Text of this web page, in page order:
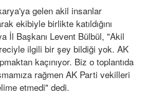
gelen akil insanlar
ekibiyle birlikte katıldığını
İl Başkanı Levent Bülbül, "Akil
ilgili bir şey bildiği yok. AK
kaçınıyor. Biz o toplantıda
rağmen AK Parti vekilleri
etmedi" dedi.